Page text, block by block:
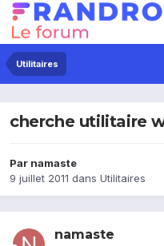
Utilitaires
cherche utilitaire
Par namaste
9 juillet 2011 dans Utilitaires
namaste